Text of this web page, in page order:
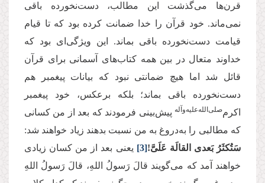
قرن‌ها می‌گذشت این مطالب، دست‌نخورده باقی
نمی‌ماند. خود قرآن را خدا ضمانت کرده بود که تا قیام
قیامت دست‌نخورده باقی بماند. این ویژگی‌ای بود که
خداوند متعال در بین همه کتاب‌های آسمانی برای قرآن
قائل شد اما هیچ ضمانتی نبود که بیانات پیغمبر هم
دست‌نخورده باقی بماند؛ بلکه برعکس، خود پیغمبر
اکرم‌صلی‌‌الله‌‌علیه‌‌و‌آله پیش‌بینی فرمودند که بعد از من کسانی
که مطالبی را به‌دروغ به من نسبت بدهند زیاد خواهند شد:
سَتُكثَرُ بَعدی القالَة عَلَیَّ![3] یعنی بعد از من کسان زیادی
خواهند آمد که می‌گویند قالَ رَسولُ اللهِ، قالَ رَسولُ اللهِ